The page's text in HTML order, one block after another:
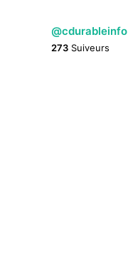
@cdurableinfo
273 Suiveurs